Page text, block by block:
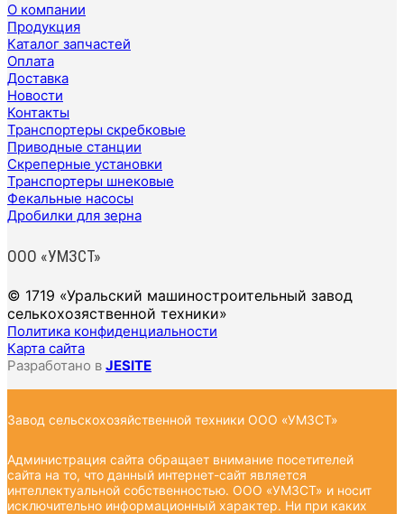
О компании
Продукция
Каталог запчастей
Оплата
Доставка
Новости
Контакты
Транспортеры скребковые
Приводные станции
Скреперные установки
Транспортеры шнековые
Фекальные насосы
Дробилки для зерна
ООО «УМЗСТ»
© 1719 «Уральский машиностроительный завод
селькохозяственной техники»
Политика конфиденциальности
Карта сайта
Разработано в JESITE
Завод сельскохозяйственной техники ООО «УМЗСТ»
Администрация сайта обращает внимание посетителей
сайта на то, что данный интернет-сайт является
интеллектуальной собственностью. ООО «УМЗСТ» и носит
исключительно информационный характер. Ни при каких